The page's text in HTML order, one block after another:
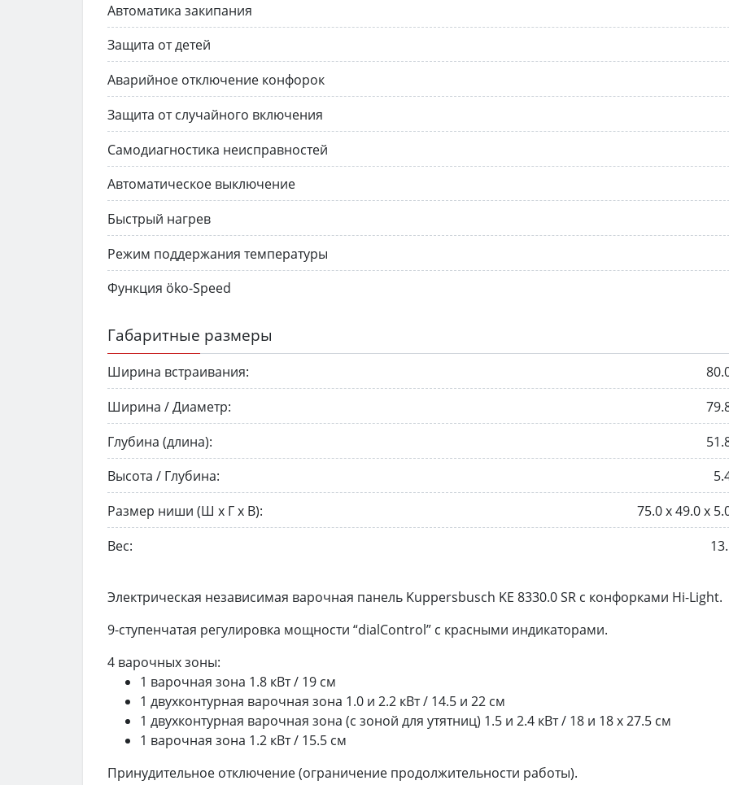
Автоматика закипания
Защита от детей
Аварийное отключение конфорок
Защита от случайного включения
Самодиагностика неисправностей
Автоматическое выключение
Быстрый нагрев
Режим поддержания температуры
Функция öko-Speed
Габаритные размеры
Ширина встраивания:
Ширина / Диаметр:
Глубина (длина):
Высота / Глубина:
Размер ниши (Ш х Г х В):
75.0 х 49.0 х
Вес:
Электрическая независимая варочная панель Kuppersbusch KE 8330.0 SR с конфорками Hi-Light.
9-ступенчатая регулировка мощности “dialControl” c красными индикаторами.
4 варочных зоны:
1 варочная зона 1.8 кВт / 19 см
1 двухконтурная варочная зона 1.0 и 2.2 кВт / 14.5 и 22 см
1 двухконтурная варочная зона (с зоной для утятниц) 1.5 и 2.4 кВт / 18 и 18 х 27.5 см
1 варочная зона 1.2 кВт / 15.5 см
Принудительное отключение (ограничение продолжительности работы).